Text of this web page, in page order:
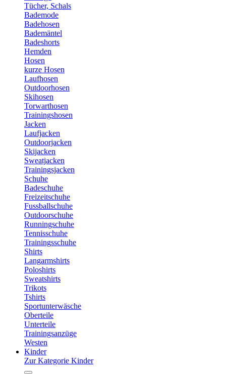
Tücher, Schals
Bademode
Badehosen
Bademäntel
Badeshorts
Hemden
Hosen
kurze Hosen
Laufhosen
Outdoorhosen
Skihosen
Torwarthosen
Trainingshosen
Jacken
Laufjacken
Outdoorjacken
Skijacken
Sweatjacken
Trainingsjacken
Schuhe
Badeschuhe
Freizeitschuhe
Fussballschuhe
Outdoorschuhe
Runningschuhe
Tennisschuhe
Trainingsschuhe
Shirts
Langarmshirts
Poloshirts
Sweatshirts
Trikots
Tshirts
Sportunterwäsche
Oberteile
Unterteile
Trainingsanzüge
Westen
Kinder
Zur Kategorie Kinder